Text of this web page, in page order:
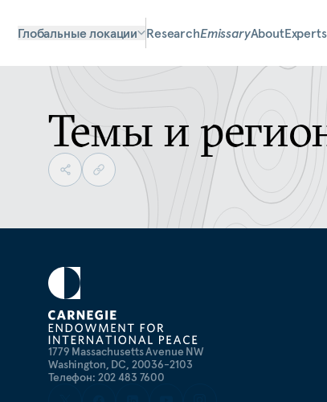
Глобальные локации ResearchEmissaryAboutExperts
Темы и
1779 Massachusetts Avenue NW
Washington, DC, 20036-2103
Телефон: 202 483 7600